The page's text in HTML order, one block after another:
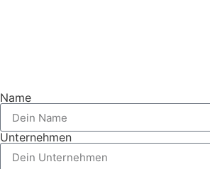
Name
Unternehmen